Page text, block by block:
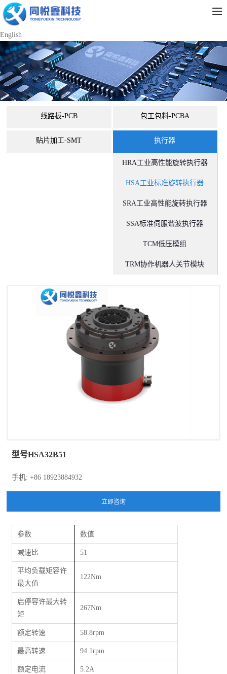
English
线路板-PCB 包工包料-PCBA
贴片加工-SMT 执行器
HRA工业高性能旋转执行器
HSA工业标准旋转执行器
SRA工业高性能旋转执行器
SSA标准伺服谐波执行器
TCM低压模组
TRM协作机器人关节模块
型号HSA32B51
手机: +86 18923884932
参数 数值
减速比 51
平均负载矩容许
最大值
122Nm
启停容许最大转
矩
267Nm
额定转速 58.8rpm
最高转速 94.1rpm
额定电流 5.2A